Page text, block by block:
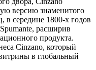
версию знаменитого
в середине 1800-х годов
расширив
продукта.
Cinzano, который
в глобальный